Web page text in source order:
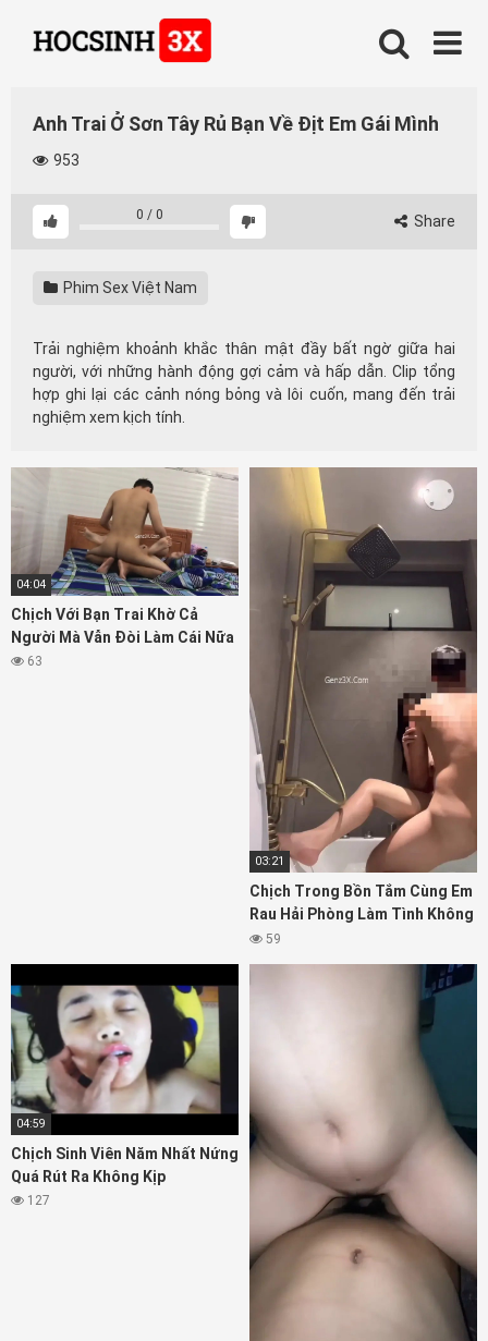
content
Anh Trai Ở Sơn Tây Rủ Bạn Về Địt Em Gái Mình
953
0 / 0 Share
Phim Sex Việt Nam
Trải nghiệm khoảnh khắc thân mật đầy bất ngờ giữa hai
người, với những hành động gợi cảm và hấp dẫn. Clip tổng
hợp ghi lại các cảnh nóng bỏng và lôi cuốn, mang đến trải
nghiệm xem kịch tính.
04:04
Chịch Với Bạn Trai Khờ Cả
Người Mà Vẫn Đòi Làm Cái Nữa
63
03:21
Chịch Trong Bồn Tắm Cùng Em
Rau Hải Phòng Làm Tình Không
Biết Mệt
59
04:59
Chịch Sinh Viên Năm Nhất Nứng
Quá Rút Ra Không Kịp
127